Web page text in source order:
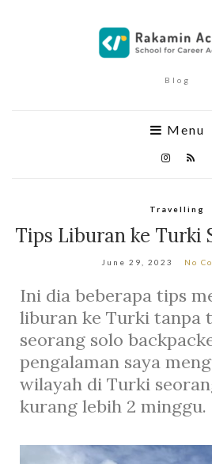
Blog
Menu
Travelling
Tips Liburan ke Turki
June 29, 2023 No
Ini dia beberapa tips
liburan ke Turki tanpa
seorang solo
pengalaman saya
wilayah di Turki
kurang lebih 2 minggu.